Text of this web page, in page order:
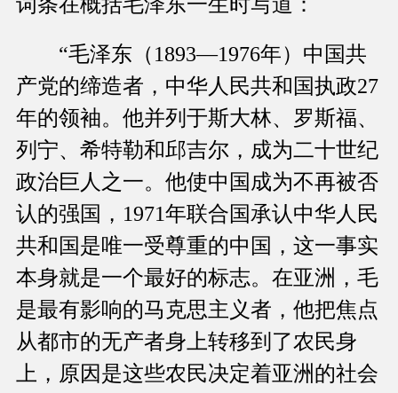
“毛泽东（1893—1976年）中国共
产党的缔造者，中华人民共和国执政27
年的领袖。他并列于斯大林、罗斯福、
列宁、希特勒和邱吉尔，成为二十世纪
政治巨人之一。他使中国成为不再被否
认的强国，1971年联合国承认中华人民
共和国是唯一受尊重的中国，这一事实
本身就是一个最好的标志。在亚洲，毛
是最有影响的马克思主义者，他把焦点
从都市的无产者身上转移到了农民身
上，原因是这些农民决定着亚洲的社会